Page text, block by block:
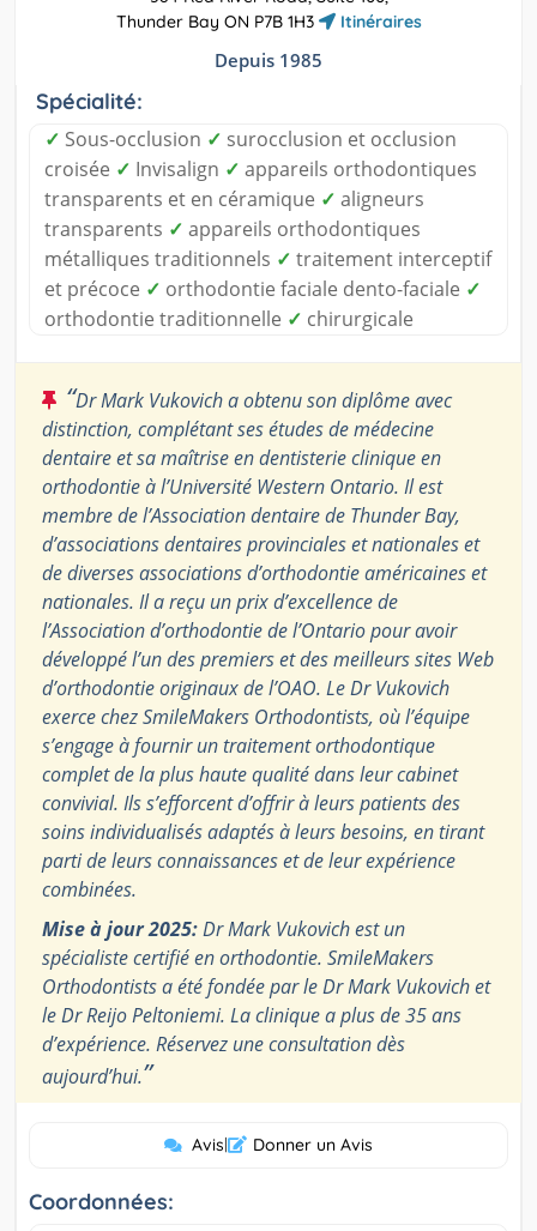
Thunder Bay ON P7B 1H3
Itinéraires
Depuis 1985
Spécialité:
✓ Sous-occlusion ✓ surocclusion et occlusion
croisée ✓ Invisalign ✓ appareils orthodontiques
transparents et en céramique ✓ aligneurs
transparents ✓ appareils orthodontiques
métalliques traditionnels ✓ traitement interceptif
et précoce ✓ orthodontie faciale dento-faciale ✓
orthodontie traditionnelle ✓ chirurgicale
“Dr Mark Vukovich a obtenu son diplôme avec
distinction, complétant ses études de médecine
dentaire et sa maîtrise en dentisterie clinique en
orthodontie à l’Université Western Ontario. Il est
membre de l’Association dentaire de Thunder Bay,
d’associations dentaires provinciales et nationales et
de diverses associations d’orthodontie américaines et
nationales. Il a reçu un prix d’excellence de
l’Association d’orthodontie de l’Ontario pour avoir
développé l’un des premiers et des meilleurs sites Web
d’orthodontie originaux de l’OAO. Le Dr Vukovich
exerce chez SmileMakers Orthodontists, où l’équipe
s’engage à fournir un traitement orthodontique
complet de la plus haute qualité dans leur cabinet
convivial. Ils s’efforcent d’offrir à leurs patients des
soins individualisés adaptés à leurs besoins, en tirant
parti de leurs connaissances et de leur expérience
combinées.
Mise à jour 2025:Dr Mark Vukovich est un
spécialiste certifié en orthodontie. SmileMakers
Orthodontists a été fondée par le Dr Mark Vukovich et
le Dr Reijo Peltoniemi. La clinique a plus de 35 ans
d’expérience. Réservez une consultation dès
aujourd’hui.”
Avis| Donner un Avis
Coordonnées: